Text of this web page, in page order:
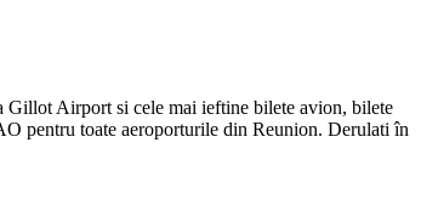
Airport si cele mai ieftine bilete avion, bilete
pentru toate aeroporturile din Reunion. Derulati în